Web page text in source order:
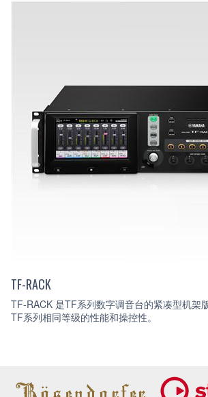
TF-RACK
TF-RACK 是TF系列数字调音台的紧凑型机架
TF系列相同等级的性能和操控性。